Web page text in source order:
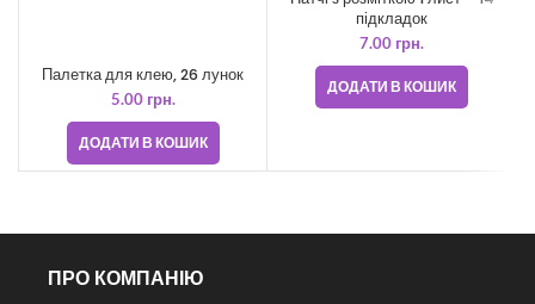
Палетка для клею, 26 лунок
5.00 грн.
ДОДАТИ В КОШИК
підкладок
7.00 грн.
ДОДАТИ В КОШИК
ПРО КОМПАНІЮ